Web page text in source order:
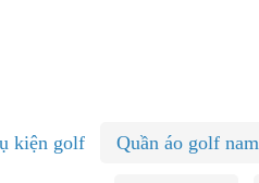
kiện golf Quần áo golf nam